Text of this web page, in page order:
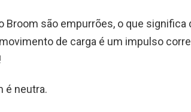
Broom são empurrões, o que significa
de carga é um impulso
é neutra.